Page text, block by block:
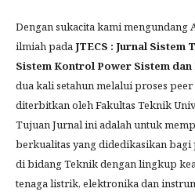
Dengan sukacita kami mengundang
ilmiah padaJTECS : Jurnal
Sistem Kontrol Power Sistem
dua kali setahun melalui proses
diterbitkan oleh Fakultas Teknik
Tujuan Jurnal ini adalah untuk
berkualitas yang didedikasikan
di bidang Teknik dengan lingkup
tenaga listrik, elektronika dan